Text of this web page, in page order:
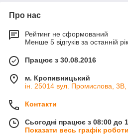
Про нас
Рейтинг не сформований
Менше 5 відгуків за останній рік
Працює з 30.08.2016
м. Кропивницький
ін. 25014 вул. Промислова,
Контакти
Сьогодні працює з 08:00 до
Показати весь графік роботи